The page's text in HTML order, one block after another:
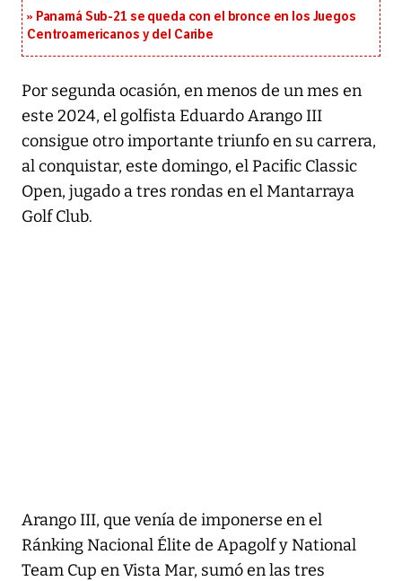
Panamá Sub-21 se queda con el bronce en los Juegos
Centroamericanos y del Caribe
Por segunda ocasión, en menos de un mes en
este 2024, el golfista Eduardo Arango III
consigue otro importante triunfo en su carrera,
al conquistar, este domingo, el Pacific Classic
Open, jugado a tres rondas en el Mantarraya
Golf Club.
Arango III, que venía de imponerse en el
Ránking Nacional Élite de Apagolf y National
Team Cup en Vista Mar, sumó en las tres